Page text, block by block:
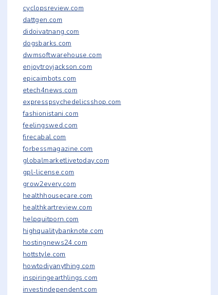
cyclopsreview.com
dattgen.com
didoivatnang.com
dogsbarks.com
dwmsoftwarehouse.com
enjoytroyjackson.com
epicaimbots.com
etech4news.com
expresspsychedelicsshop.com
fashionistani.com
feelingswed.com
firecabal.com
forbessmagazine.com
globalmarketlivetoday.com
gpl-license.com
grow2every.com
healthhousecare.com
healthkartreview.com
helpquitporn.com
highqualitybanknote.com
hostingnews24.com
hottstyle.com
howtodiyanything.com
inspiringearthlings.com
investindependent.com